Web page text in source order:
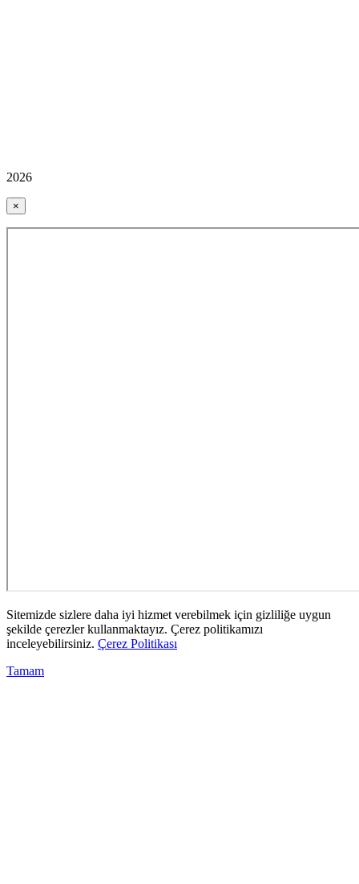
2026
×
Sitemizde sizlere daha iyi hizmet verebilmek için gizliliğe uygun
şekilde çerezler kullanmaktayız. Çerez politikamızı
inceleyebilirsiniz. Çerez Politikası
Tamam